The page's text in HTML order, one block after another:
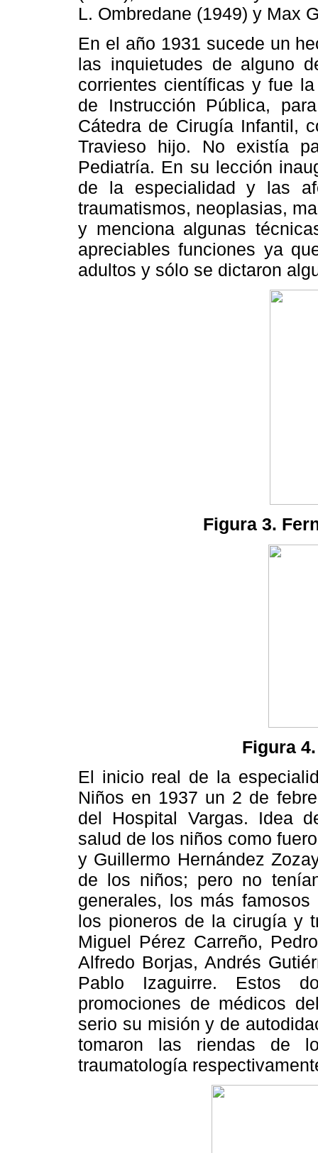
L. Ombredane (1949) y Max
En el año 1931 sucede un
las inquietudes de alguno
corrientes científicas y fue
de Instrucción Pública,
Cátedra de Cirugía Infantil,
Travieso hijo. No existía
Pediatría. En su lección
de la especialidad y las
traumatismos, neoplasias,
y menciona algunas
apreciables funciones ya
adultos y sólo se dictaron
Figura 3.
Figura
El inicio real de la
Niños en 1937 un 2 de
del Hospital Vargas. Idea
salud de los niños como
y Guillermo Hernández
de los niños; pero no
generales, los más
los pioneros de la cirugía y
Miguel Pérez Carreño,
Alfredo Borjas, Andrés
Pablo Izaguirre. Estos
promociones de médicos
serio su misión y de
tomaron las riendas de
traumatología